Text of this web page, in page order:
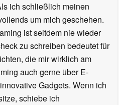
ich schließlich meinen
um mich geschehen.
ist seitdem nie wieder
zu schreiben bedeutet für
die mir wirklich am
auch gerne über E-
Gadgets. Wenn ich
schiebe ich